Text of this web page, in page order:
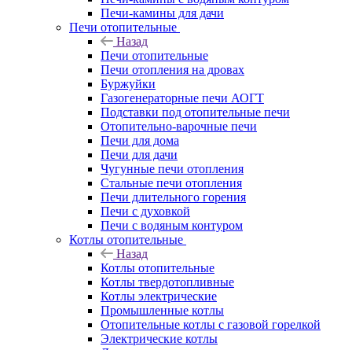
Печи-камины для дачи
Печи отопительные
Назад
Печи отопительные
Печи отопления на дровах
Буржуйки
Газогенераторные печи АОГТ
Подставки под отопительные печи
Отопительно-варочные печи
Печи для дома
Печи для дачи
Чугунные печи отопления
Стальные печи отопления
Печи длительного горения
Печи с духовкой
Печи с водяным контуром
Котлы отопительные
Назад
Котлы отопительные
Котлы твердотопливные
Котлы электрические
Промышленные котлы
Отопительные котлы с газовой горелкой
Электрические котлы